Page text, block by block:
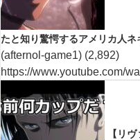
たと知り驚愕するアメリカ人ネ
(afternol-game1) (2,892)
https://www.youtube.com/
【リ